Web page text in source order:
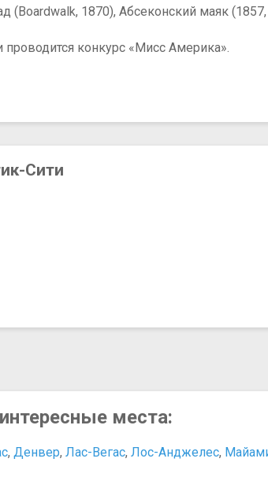
(Boardwalk, 1870), Абсеконский маяк
конкурс «Мисс Америка».
Сити
места:
, Денвер, Лас-Вегас, Лос-Анджелес,